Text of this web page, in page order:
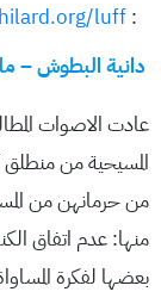
:
luff
دانية البطوش –
عادت الاصوات
المسيحية من منطلق
من حرمانهن من
منها: عدم اتفاق
بعضها لفكرة